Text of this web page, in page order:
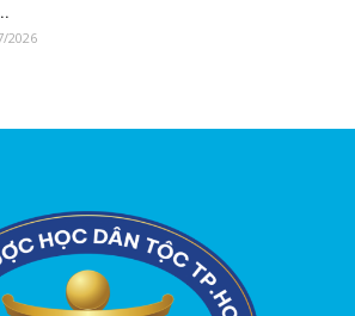
2026